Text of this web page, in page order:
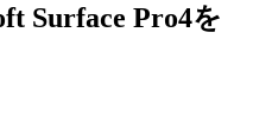
Surface Pro4を